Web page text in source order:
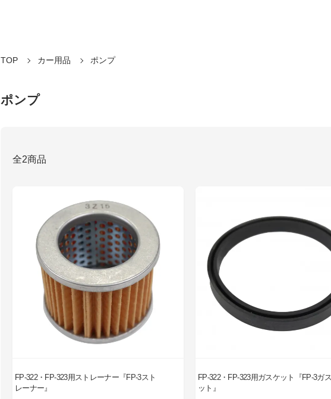
TOP カー用品 ポンプ
ポンプ
全2商品
FP-322・FP-323用ストレーナー『FP-3スト
レーナー』
FP-322・FP-323用ガスケット『FP-3ガ
ット』